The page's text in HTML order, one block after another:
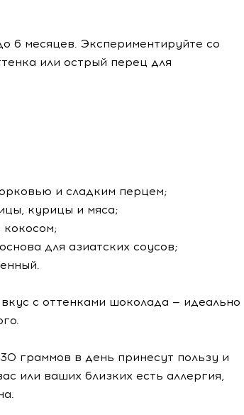
6 месяцев. Экспериментируйте со
или острый перец для
и сладким перцем;
курицы и мяса;
кокосом;
для азиатских соусов;
с оттенками шоколада — идеально
граммов в день принесут пользу и
или ваших близких есть аллергия,